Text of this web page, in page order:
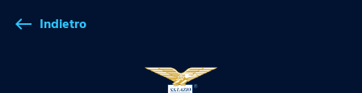
west Indietro